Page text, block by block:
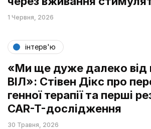
1 Червня, 2026
інтерв'ю
«Ми ще дуже далеко від
ВІЛ»: Стівен Дікс про
генної терапії та перші
CAR-T-дослідження
30 Травня, 2026